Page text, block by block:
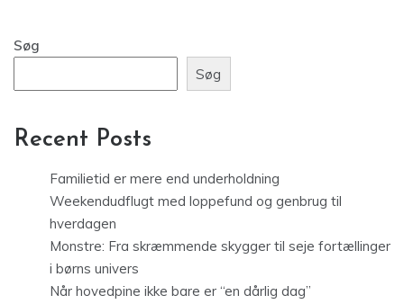
Søg
Søg
Recent Posts
Familietid er mere end underholdning
Weekendudflugt med loppefund og genbrug til
hverdagen
Monstre: Fra skræmmende skygger til seje fortællinger
i børns univers
Når hovedpine ikke bare er “en dårlig dag”